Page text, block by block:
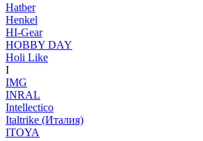
Hatber
Henkel
HI-Gear
HOBBY DAY
Holi Like
I
IMG
INRAL
Intellectico
Italtrike (Италия)
ITOYA